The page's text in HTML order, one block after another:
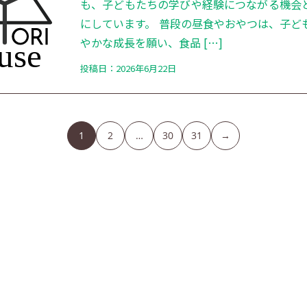
も、子どもたちの学びや経験につながる機会
にしています。 普段の昼食やおやつは、子ど
やかな成長を願い、食品 […]
投稿日：2026年6月22日
1 2 … 30 31 →